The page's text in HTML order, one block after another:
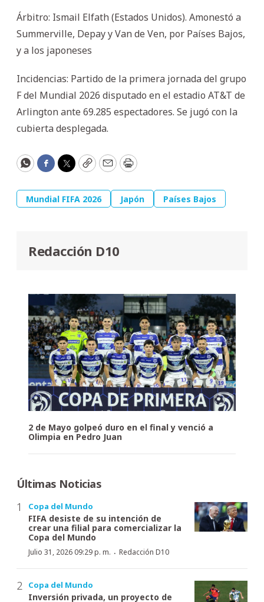
Árbitro: Ismail Elfath (Estados Unidos). Amonestó a
Summerville, Depay y Van de Ven, por Países Bajos,
y a los japoneses
Incidencias: Partido de la primera jornada del grupo
F del Mundial 2026 disputado en el estadio AT&T de
Arlington ante 69.285 espectadores. Se jugó con la
cubierta desplegada.
WhatsApp
Facebook
Twitter
CopyEmailPrint
Mundial FIFA 2026 Japón Países Bajos
Redacción D10
2 de Mayo golpeó duro en el final y venció a
Olimpia en Pedro Juan
Últimas Noticias
Copa del Mundo
FIFA desiste de su intención de
crear una filial para comercializar la
Copa del Mundo
Julio 31, 2026 09:29 p. m. · Redacción D10
Copa del Mundo
Inversión privada, un proyecto de